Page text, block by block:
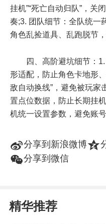
挂机”“死亡自动归队”，关
奏;3. 团队细节：全队统一
角色乱捡道具、乱跑脱节
四、高阶避坑细节：
形适配，防止角色卡地形
敌自动换线”，避免被玩家
置点位数据，防止长期挂
机统一设置参数，避免账
t分享到新浪微博z
w分享到微信
精华推荐